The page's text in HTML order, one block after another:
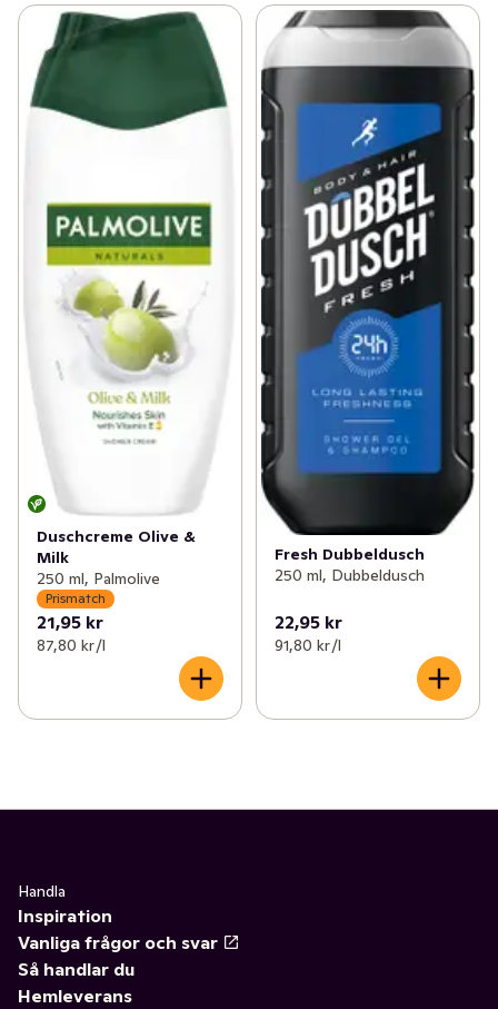
Duschcreme Olive &
Milk
250 ml, Palmolive
Prismatch
21,95 kr
87,80 kr /l
Fresh Dubbeldusch
250 ml, Dubbeldusch
22,95 kr
91,80 kr /l
Handla
Inspiration
Vanliga frågor och svar
Så handlar du
Hemleverans